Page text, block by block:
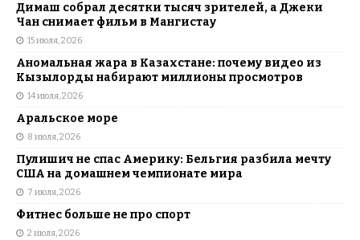
Димаш собрал десятки тысяч зрителей, а Джеки
Чан снимает фильм в Мангистау
15 июля, 2026
Аномальная жара в Казахстане: почему видео из
Кызылорды набирают миллионы просмотров
14 июля, 2026
Аральское море
8 июля, 2026
Пулишич не спас Америку: Бельгия разбила мечту
США на домашнем чемпионате мира
7 июля, 2026
Фитнес больше не про спорт
2 июля, 2026